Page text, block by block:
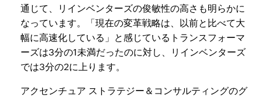
通じて、リインベンターズの俊敏性の高さも明らかに
なっています。「現在の変革戦略は、以前と比べて大
幅に高速化している」と感じているトランスフォーマ
ーズは3分の1未満だったのに対し、リインベンターズ
では3分の2に上ります。
アクセンチュア ストラテジー＆コンサルティングのグ